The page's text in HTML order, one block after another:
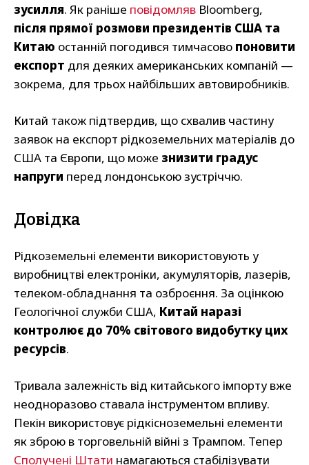
зусилля. Як раніше повідомляв Bloomberg,
після прямої розмови президентів США та
Китаю останній погодився тимчасово поновити
експорт для деяких американських компаній —
зокрема, для трьох найбільших автовиробників.
Китай також підтвердив, що схвалив частину
заявок на експорт рідкоземельних матеріалів до
США та Європи, що може знизити градус
напруги перед лондонською зустріччю.
Довідка
Рідкоземельні елементи використовують у
виробництві електроніки, акумуляторів, лазерів,
телеком-обладнання та озброєння. За оцінкою
Геологічної служби США, Китай наразі
контролює до 70% світового видобутку цих
ресурсів.
Тривала залежність від китайського імпорту вже
неодноразово ставала інструментом впливу.
Пекін використовує рідкісноземельні елементи
як зброю в торговельній війні з Трампом. Тепер
Сполучені Штати намагаються стабілізувати